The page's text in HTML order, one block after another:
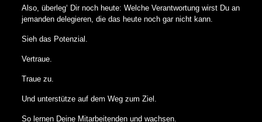
Also, überleg‘ Dir noch heute: Welche Verantwortung wirst Du an
jemanden delegieren, die das heute noch gar nicht kann.
Sieh das Potenzial.
Vertraue.
Traue zu.
Und unterstütze auf dem Weg zum Ziel.
So lernen Deine Mitarbeitenden und wachsen.